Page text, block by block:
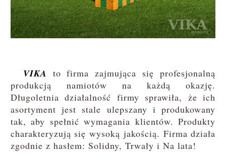
VIKA to firma zajmująca się profesjonalną
produkcją namiotów na każdą okazję.
Długoletnia działalność firmy sprawiła, że ich
asortyment jest stale ulepszany i produkowany
tak, aby spełnić wymagania klientów. Produkty
charakteryzują się wysoką jakością. Firma działa
zgodnie z hasłem: Solidny, Trwały i Na lata!